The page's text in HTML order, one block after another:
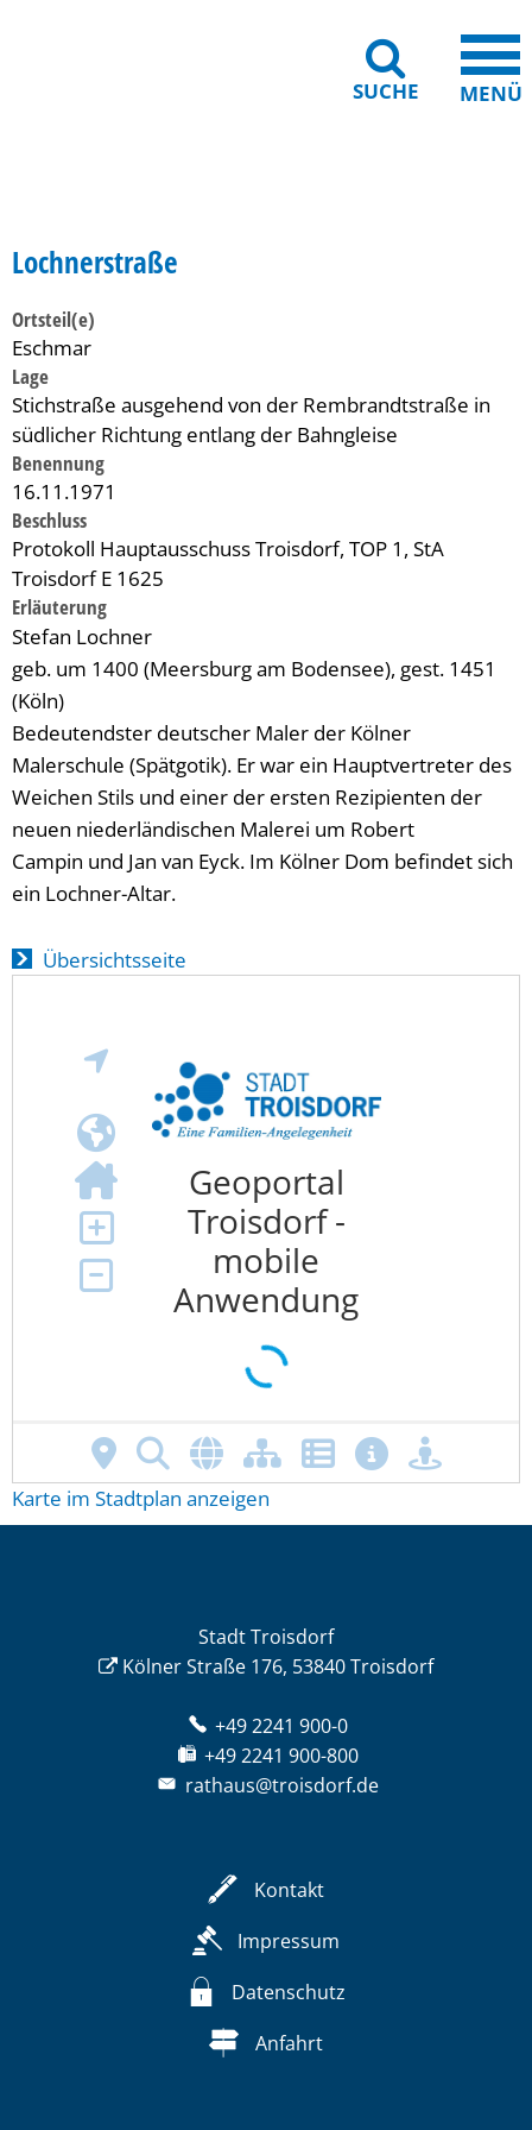
SUCHE MENÜ
Lochnerstraße
Ortsteil(e)
Eschmar
Lage
Stichstraße ausgehend von der Rembrandtstraße in
südlicher Richtung entlang der Bahngleise
Benennung
16.11.1971
Beschluss
Protokoll Hauptausschuss Troisdorf, TOP 1, StA
Troisdorf E 1625
Erläuterung
Stefan Lochner
geb. um 1400 (Meersburg am Bodensee), gest. 1451
(Köln)
Bedeutendster deutscher Maler der Kölner
Malerschule (Spätgotik). Er war ein Hauptvertreter des
Weichen Stils und einer der ersten Rezipienten der
neuen niederländischen Malerei um Robert
Campin und Jan van Eyck. Im Kölner Dom befindet sich
ein Lochner-Altar.
Übersichtsseite
Karte im Stadtplan anzeigen
Stadt Troisdorf
Kölner Straße 176, 53840 Troisdorf
+49 2241 900-0
+49 2241 900-800
rathaus@troisdorf.de
Kontakt
Impressum
Datenschutz
Anfahrt